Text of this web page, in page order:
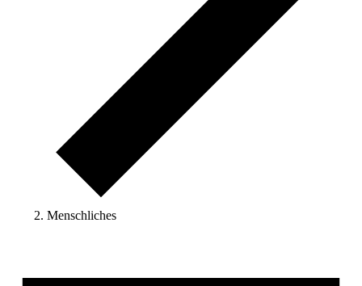
Menschliches